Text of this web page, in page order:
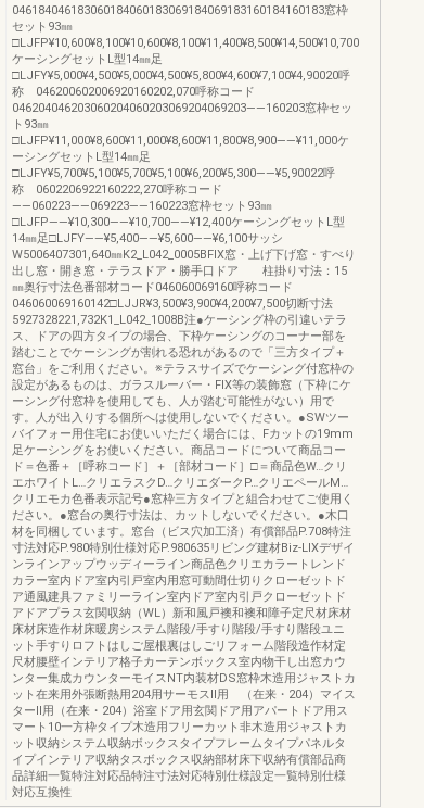
046184046183060184060183069184069183160184160183窓枠
セット93㎜
□LJFP¥10,600¥8,100¥10,600¥8,100¥11,400¥8,500¥14,500¥10,700
ケーシングセットL型14㎜足
□LJFY¥5,000¥4,500¥5,000¥4,500¥5,800¥4,600¥7,100¥4,90020呼
称 046200602006920160202,070呼称コード
046204046203060204060203069204069203――160203窓枠セッ
ト93㎜
□LJFP¥11,000¥8,600¥11,000¥8,600¥11,800¥8,900――¥11,000ケ
ーシングセットL型14㎜足
□LJFY¥5,700¥5,100¥5,700¥5,100¥6,200¥5,300――¥5,90022呼
称 0602206922160222,270呼称コード
――060223――069223――160223窓枠セット93㎜
□LJFP――¥10,300――¥10,700――¥12,400ケーシングセットL型
14㎜足□LJFY――¥5,400――¥5,600――¥6,100サッシ
W5006407301,640㎜K2_L042_0005BFIX窓・上げ下げ窓・すべり
出し窓・開き窓・テラスドア・勝手口ドア 柱掛り寸法：15
㎜奥行寸法色番部材コード046060069160呼称コード
046060069160142□LJJR¥3,500¥3,900¥4,200¥7,500切断寸法
5927328221,732K1_L042_1008B注●ケーシング枠の引違いテラ
ス、ドアの四方タイプの場合、下枠ケーシングのコーナー部を
踏むことでケーシングが割れる恐れがあるので「三方タイプ＋
窓台」をご利用ください。※テラスサイズでケーシング付窓枠の
設定があるものは、ガラスルーバー・FIX等の装飾窓（下枠にケ
ーシング付窓枠を使用しても、人が踏む可能性がない）用で
す。人が出入りする個所へは使用しないでください。●SWツー
バイフォー用住宅にお使いいただく場合には、Fカットの19mm
足ケーシングをお使いください。商品コードについて商品コー
ド＝色番＋［呼称コード］＋［部材コード］□＝商品色W…クリ
エホワイトL…クリエラスクD…クリエダークP…クリエペールM…
クリエモカ色番表示記号●窓枠三方タイプと組合わせてご使用く
ださい。●窓台の奥行寸法は、カットしないでください。●木口
材を同梱しています。窓台（ビス穴加工済）有償部品P.708特注
寸法対応P.980特別仕様対応P.980635リビング建材Biz-LIXデザイ
ンラインアップウッディーライン商品色クリエカラートレンド
カラー室内ドア室内引戸室内用窓可動間仕切りクローゼットド
ア通風建具ファミリーライン室内ドア室内引戸クローゼットド
アドアプラス玄関収納（WL）新和風戸襖和襖和障子定尺材床材
床材床造作材床暖房システム階段/手すり階段/手すり階段ユニ
ット手すりロフトはしご屋根裏はしごリフォーム階段造作材定
尺材腰壁インテリア格子カーテンボックス室内物干し出窓カウ
ンター集成カウンターモイスNT内装材DS窓枠木造用ジャストカ
ット在来用外張断熱用204用サーモスⅡ用 （在来・204）マイス
ターⅡ用（在来・204）浴室ドア用玄関ドア用アパートドア用ス
マート10一方枠タイプ木造用フリーカット非木造用ジャストカ
ット収納システム収納ボックスタイプフレームタイプパネルタ
イプインテリア収納タスボックス収納部材床下収納有償部品商
品詳細一覧特注対応品特注寸法対応特別仕様設定一覧特別仕様
対応互換性